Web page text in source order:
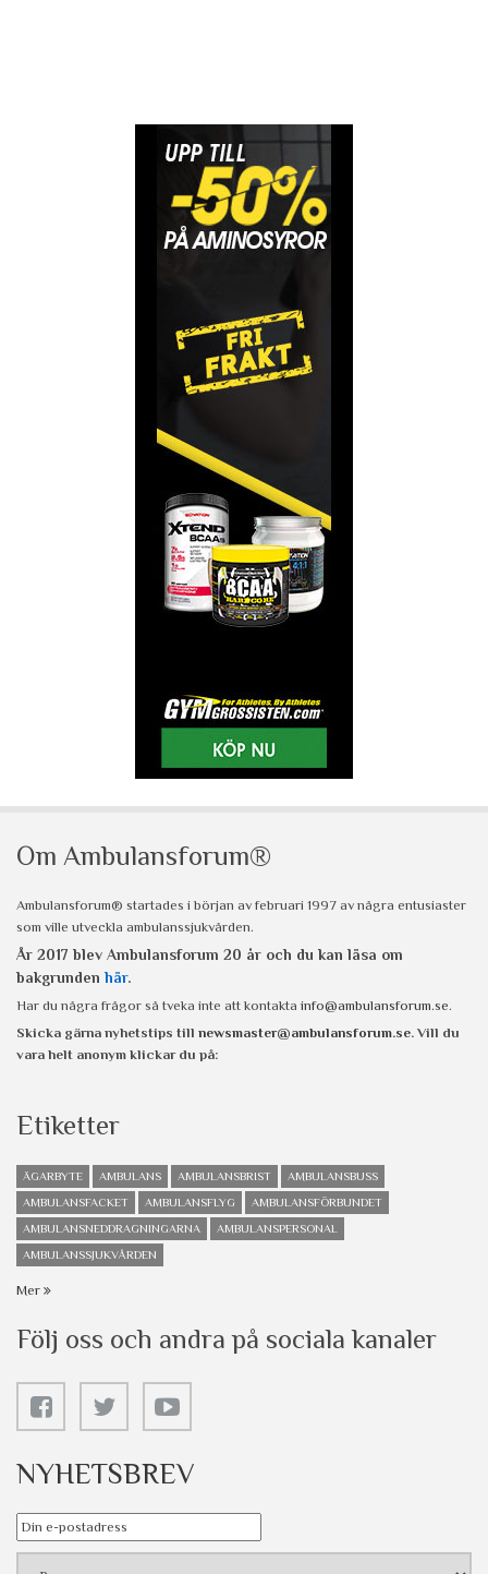
Om Ambulansforum®
Ambulansforum® startades i början av februari 1997 av några entusiaster
som ville utveckla ambulanssjukvården.
År 2017 blev Ambulansforum 20 år och du kan läsa om
bakgrunden här.
Har du några frågor så tveka inte att kontakta info@ambulansforum.se.
Skicka gärna nyhetstips till newsmaster@ambulansforum.se. Vill du
vara helt anonym klickar du på:
Etiketter
ÄGARBYTE AMBULANS AMBULANSBRIST
AMBULANSBUSS
AMBULANSFACKET
AMBULANSFLYG
AMBULANSFÖRBUNDET
AMBULANSNEDDRAGNINGARNA
AMBULANSPERSONAL
AMBULANSSJUKVÅRDEN
Mer
Följ oss och andra på sociala kanaler
NYHETSBREV